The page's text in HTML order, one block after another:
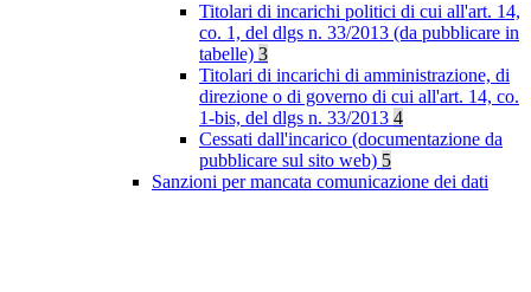
Titolari di incarichi politici di cui all'art. 14,
co. 1, del dlgs n. 33/2013 (da pubblicare in
tabelle) 3
Titolari di incarichi di amministrazione, di
direzione o di governo di cui all'art. 14, co.
1-bis, del dlgs n. 33/2013 4
Cessati dall'incarico (documentazione da
pubblicare sul sito web) 5
Sanzioni per mancata comunicazione dei dati